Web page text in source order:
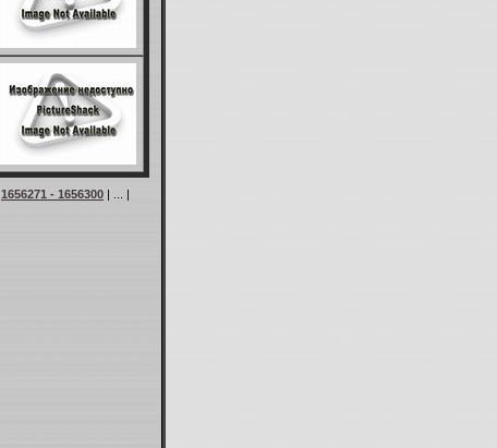
1656271 - 1656300 | ... |